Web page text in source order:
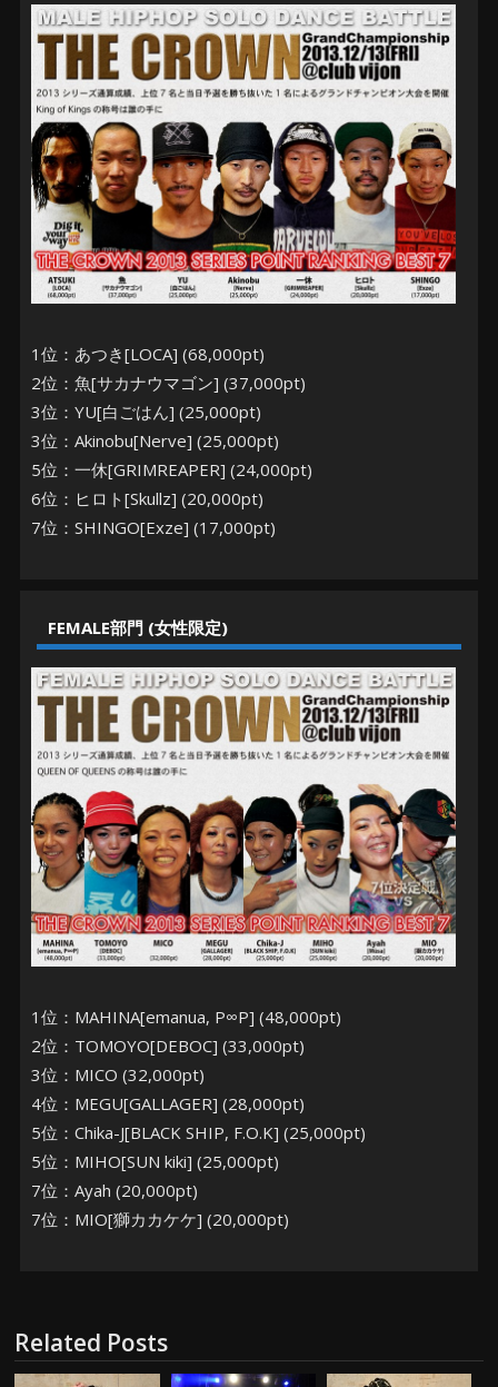
1位：あつき[LOCA] (68,000pt)
2位：魚[サカナウマゴン] (37,000pt)
3位：YU[白ごはん] (25,000pt)
3位：Akinobu[Nerve] (25,000pt)
5位：一休[GRIMREAPER] (24,000pt)
6位：ヒロト[Skullz] (20,000pt)
7位：SHINGO[Exze] (17,000pt)
FEMALE部門 (女性限定)
1位：MAHINA[emanua, P∞P] (48,000pt)
2位：TOMOYO[DEBOC] (33,000pt)
3位：MICO (32,000pt)
4位：MEGU[GALLAGER] (28,000pt)
5位：Chika-J[BLACK SHIP, F.O.K] (25,000pt)
5位：MIHO[SUN kiki] (25,000pt)
7位：Ayah (20,000pt)
7位：MIO[獅カカケケ] (20,000pt)
Related Posts